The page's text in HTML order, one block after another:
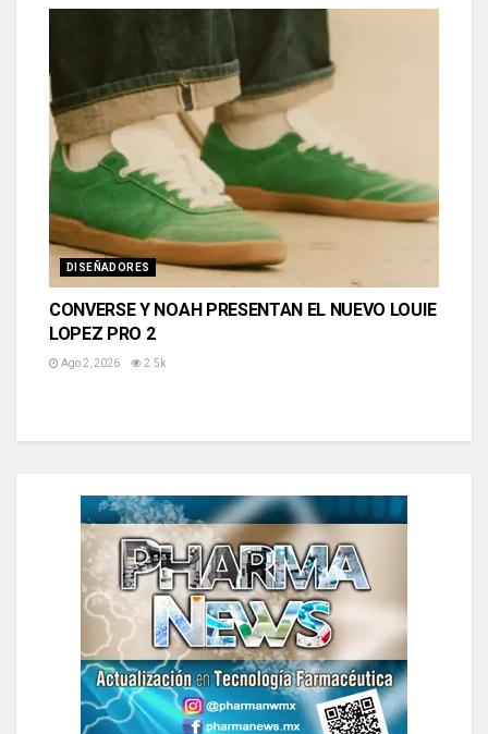
DISEÑADORES
CONVERSE Y NOAH PRESENTAN EL NUEVO LOUIE
LOPEZ PRO 2
Ago 2, 2026 2.5k